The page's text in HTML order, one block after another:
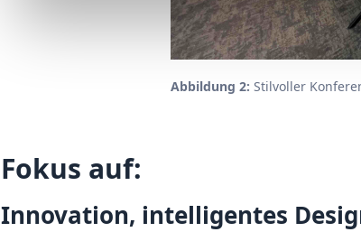
Abbildung 2: Stilvoller
Fokus auf:
Innovation, intelligentes